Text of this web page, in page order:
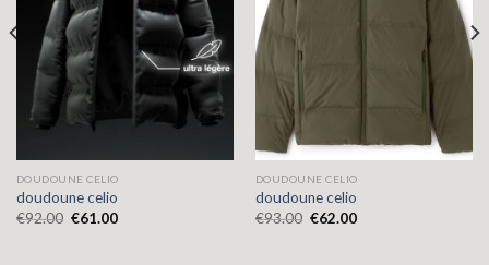
DOUDOUNE CELIO
doudoune celio
€92.00 €61.00
DOUDOUNE CELIO
doudoune celio
€93.00 €62.00